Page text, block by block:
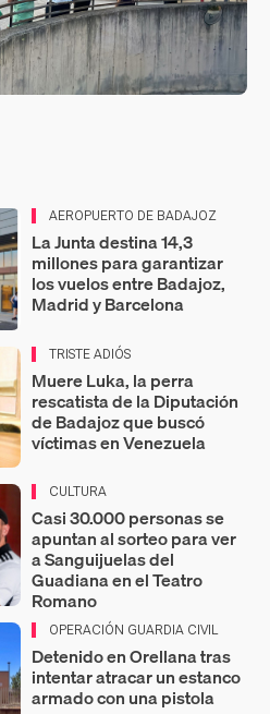
AEROPUERTO DE BADAJOZ
La Junta destina 14,3
millones para garantizar
los vuelos entre Badajoz,
Madrid y Barcelona
TRISTE ADIÓS
Muere Luka, la perra
rescatista de la Diputación
de Badajoz que buscó
víctimas en Venezuela
CULTURA
Casi 30.000 personas se
apuntan al sorteo para ver
a Sanguijuelas del
Guadiana en el Teatro
Romano
OPERACIÓN GUARDIA CIVIL
Detenido en Orellana tras
intentar atracar un estanco
armado con una pistola